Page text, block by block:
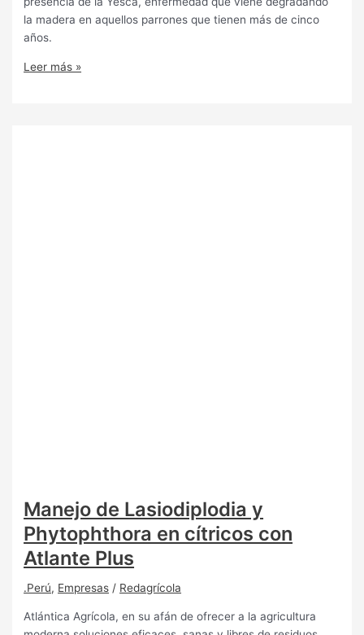
la madera en aquellos parrones que tienen más de cinco
años.
Leer más »
Manejo de Lasiodiplodia y
Phytophthora en cítricos con
Atlante Plus
.Perú, Empresas / Redagrícola
Atlántica Agrícola, en su afán de ofrecer a la agricultura